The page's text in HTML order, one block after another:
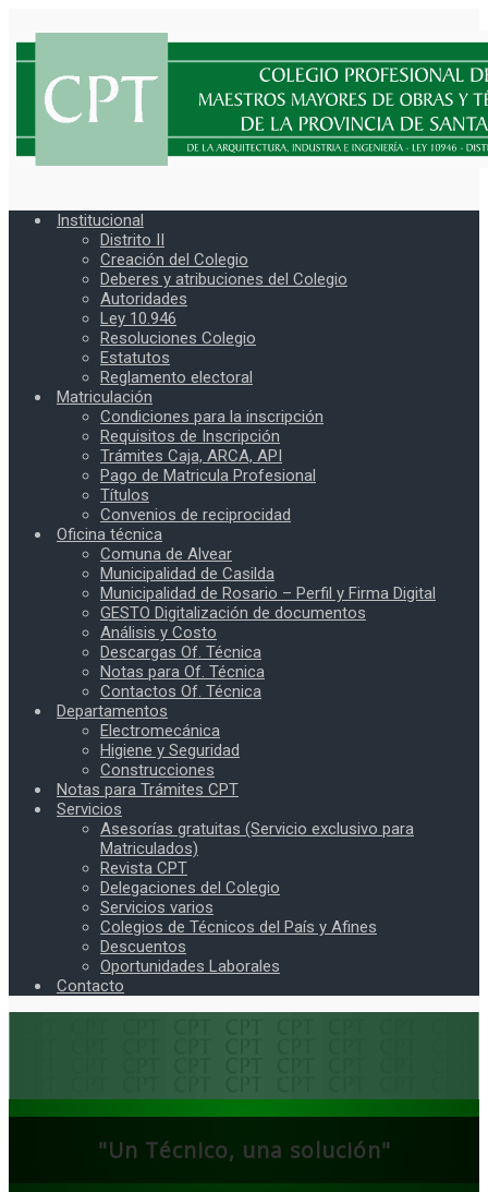
Institucional
Distrito II
Creación del Colegio
Deberes y atribuciones del Colegio
Autoridades
Ley 10.946
Resoluciones Colegio
Estatutos
Reglamento electoral
Matriculación
Condiciones para la inscripción
Requisitos de Inscripción
Trámites Caja, ARCA, API
Pago de Matricula Profesional
Títulos
Convenios de reciprocidad
Oficina técnica
Comuna de Alvear
Municipalidad de Casilda
Municipalidad de Rosario – Perfil y Firma Digital
GESTO Digitalización de documentos
Análisis y Costo
Descargas Of. Técnica
Notas para Of. Técnica
Contactos Of. Técnica
Departamentos
Electromecánica
Higiene y Seguridad
Construcciones
Notas para Trámites CPT
Servicios
Asesorías gratuitas (Servicio exclusivo para
Matriculados)
Revista CPT
Delegaciones del Colegio
Servicios varios
Colegios de Técnicos del País y Afines
Descuentos
Oportunidades Laborales
Contacto
"Un Técnico, una solución"